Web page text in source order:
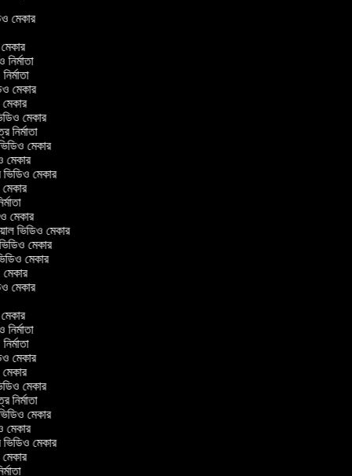
মেকার
নির্মাতা
মেকার
মেকার
মেকার
নির্মাতা
মেকার
মেকার
ভিডিও মেকার
মেকার
মেকার
ভিডিও মেকার
মেকার
মেকার
মেকার
মেকার
নির্মাতা
মেকার
মেকার
মেকার
নির্মাতা
মেকার
মেকার
ভিডিও মেকার
মেকার